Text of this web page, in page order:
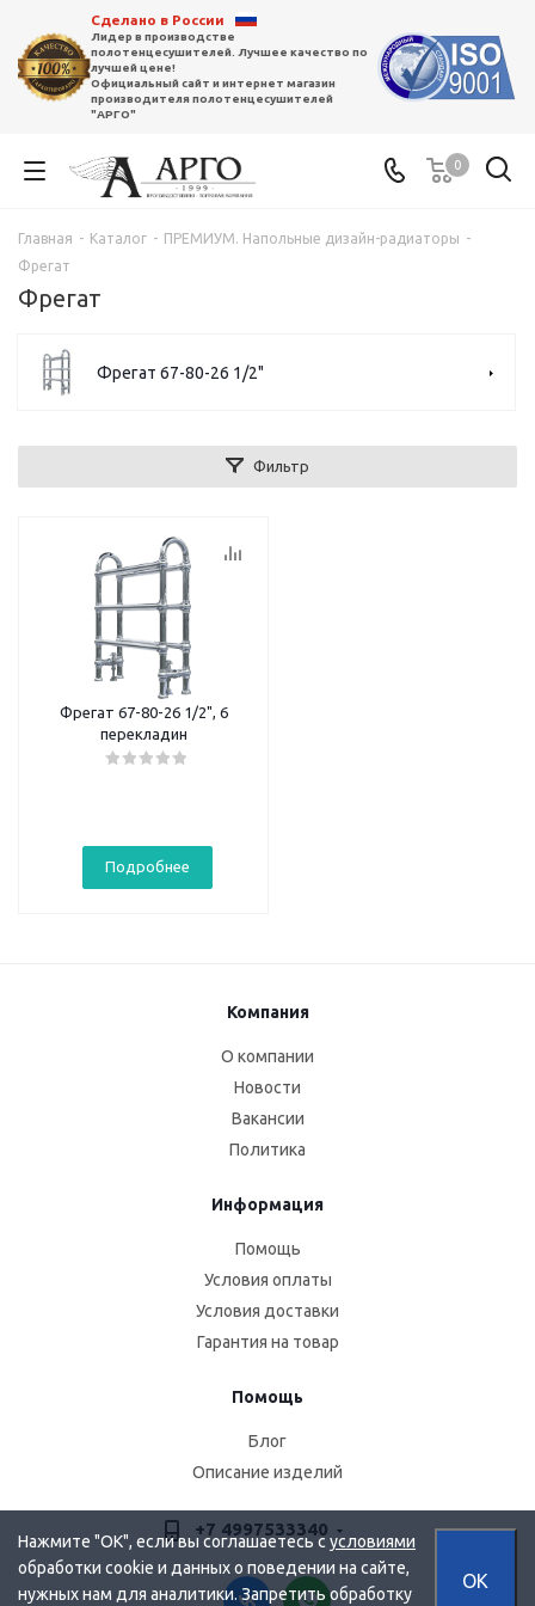
Сделано в России
Лидер в производстве
полотенцесушителей. Лучшее качество по
лучшей цене!
Официальный сайт и интернет магазин
производителя полотенцесушителей
"АРГО"
0
Главная - Каталог - ПРЕМИУМ. Напольные дизайн-радиаторы -
Фрегат
Фрегат
Фрегат 67-80-26 1/2"
Фильтр
Фрегат 67-80-26 1/2", 6
перекладин
Подробнее
Компания
О компании
Новости
Вакансии
Политика
Информация
Помощь
Условия оплаты
Условия доставки
Гарантия на товар
Помощь
Блог
Описание изделий
+7 4997533340
Нажмите "OK", если вы соглашаетесь сусловиями
обработки cookie и данных о поведении на сайте,
нужных нам для аналитики. Запретить обработку
OK